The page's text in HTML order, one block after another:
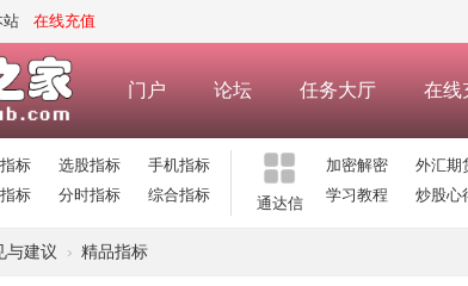
站 在线充值
门户 论坛 任务大厅 在线
标 选股指标
手机指标
标
分时指标 综合指标 通达信
加密解密 外汇期
学习教程
炒股心
与建议 › 精品指标